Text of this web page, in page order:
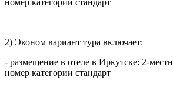
номер категории стандарт
2) Эконом вариант тура включает:
- размещение в отеле в Иркутске: 2-
номер категории стандарт